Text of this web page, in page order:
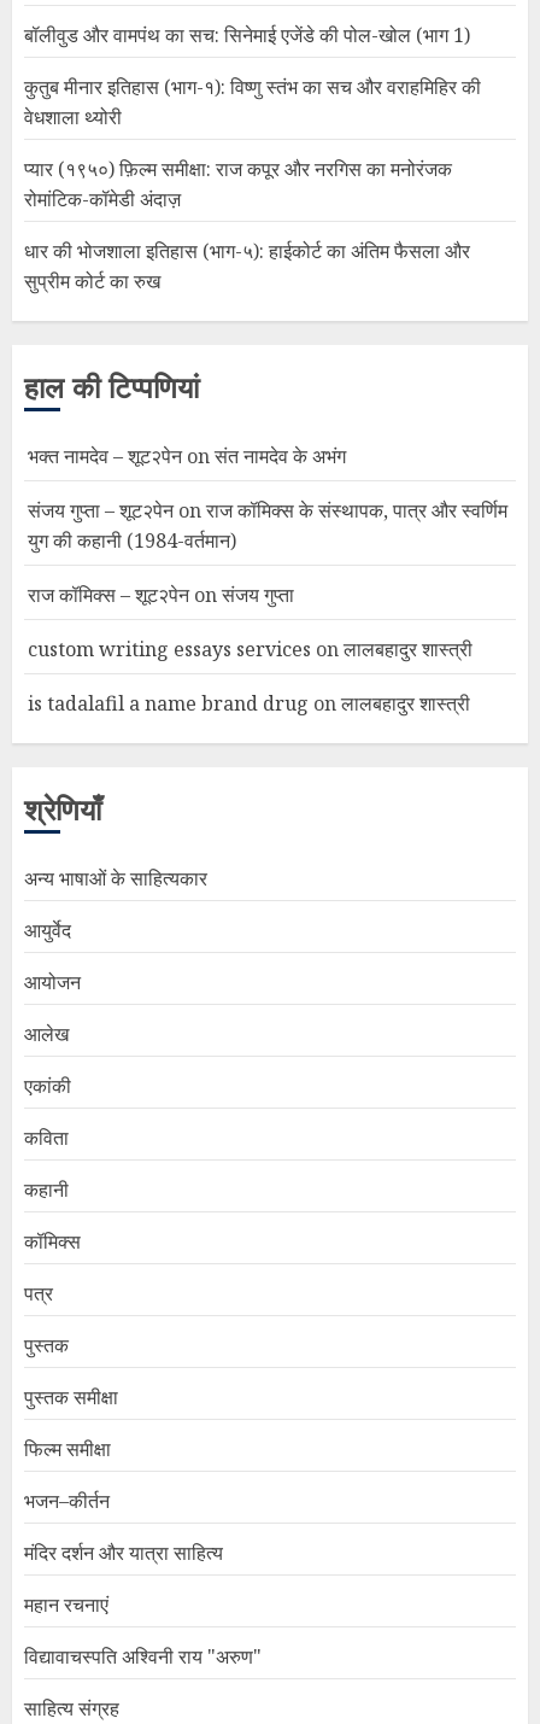
बॉलीवुड और वामपंथ का सच: सिनेमाई एजेंडे की पोल-खोल (भाग 1)
कुतुब मीनार इतिहास (भाग-१): विष्णु स्तंभ का सच और वराहमिहिर की
वेधशाला थ्योरी
प्यार (१९५०) फ़िल्म समीक्षा: राज कपूर और नरगिस का मनोरंजक
रोमांटिक-कॉमेडी अंदाज़
धार की भोजशाला इतिहास (भाग-५): हाईकोर्ट का अंतिम फैसला और
सुप्रीम कोर्ट का रुख
हाल की टिप्पणियां
भक्त नामदेव – शूट२पेनonसंत नामदेव के अभंग
संजय गुप्ता – शूट२पेनonराज कॉमिक्स के संस्थापक, पात्र और स्वर्णिम
युग की कहानी (1984-वर्तमान)
राज कॉमिक्स – शूट२पेनonसंजय गुप्ता
custom writing essays services onलालबहादुर शास्त्री
is tadalafil a name brand drug onलालबहादुर शास्त्री
श्रेणियाँ
अन्य भाषाओं के साहित्यकार
आयुर्वेद
आयोजन
आलेख
एकांकी
कविता
कहानी
कॉमिक्स
पत्र
पुस्तक
पुस्तक समीक्षा
फिल्म समीक्षा
भजन–कीर्तन
मंदिर दर्शन और यात्रा साहित्य
महान रचनाएं
विद्यावाचस्पति अश्विनी राय "अरुण"
साहित्य संग्रह